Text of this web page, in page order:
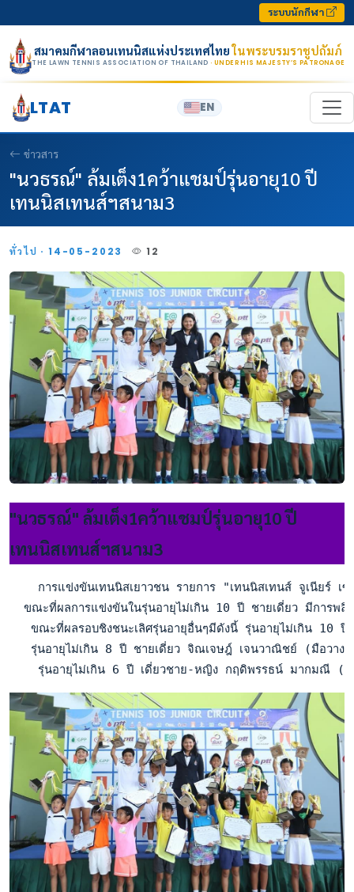
ระบบนักกีฬา
สมาคมกีฬาลอนเทนนิสแห่งประเทศไทยในพระบรมราชูปถัมภ์
THE LAWN TENNIS ASSOCIATION OF THAILAND · UNDER HIS MAJESTY’S PATRONAGE
LTAT EN
ข่าวสาร
"นวธรณ์" ล้มเต็ง1คว้าแชมป์รุ่นอายุ10 ปี
เทนนิสเทนส์ฯสนาม3
ทั่วไป · 14-05-2023 12
"นวธรณ์" ล้มเต็ง1คว้าแชมป์รุ่นอายุ10 ปี
เทนนิสเทนส์ฯสนาม3
การแข่งขันเทนนิสเยาวชน รายการ "เทนนิสเทนส์ จูเนียร์
ขณะที่ผลการแข่งขันในรุ่นอายุไม่เกิน 10 ปี ชายเดี่ยว มีการพ
ขณะที่ผลรอบชิงชนะเลิศรุ่นอายุอื่นๆมีดังนี้ รุ่นอายุไม่เกิน 10
รุ่นอายุไม่เกิน 8 ปี ชายเดี่ยว จิณเจษฎ์ เจนวาณิชย์ (มือว
รุ่นอายุไม่เกิน 6 ปี เดี่ยวชาย-หญิง กฤดิพรรธน์ มากมณี